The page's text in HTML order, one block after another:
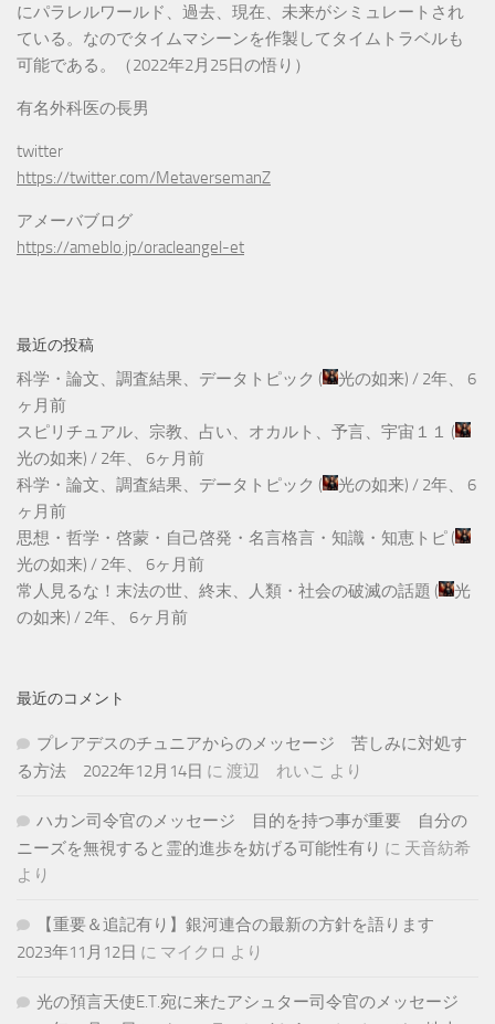
にパラレルワールド、過去、現在、未来がシミュレートされ
ている。なのでタイムマシーンを作製してタイムトラベルも
可能である。（2022年2月25日の悟り）
有名外科医の長男
twitter
https://twitter.com/MetaversemanZ
アメーバブログ
https://ameblo.jp/oracleangel-et
最近の投稿
科学・論文、調査結果、データトピック ( 光の如来) / 2年、 6
ヶ月前
スピリチュアル、宗教、占い、オカルト、予言、宇宙１１ (
光の如来) / 2年、 6ヶ月前
科学・論文、調査結果、データトピック ( 光の如来) / 2年、 6
ヶ月前
思想・哲学・啓蒙・自己啓発・名言格言・知識・知恵トピ (
光の如来) / 2年、 6ヶ月前
常人見るな！末法の世、終末、人類・社会の破滅の話題 (
光
の如来) / 2年、 6ヶ月前
最近のコメント
プレアデスのチュニアからのメッセージ 苦しみに対処す
る方法 2022年12月14日 に 渡辺 れいこ より
ハカン司令官のメッセージ 目的を持つ事が重要 自分の
ニーズを無視すると霊的進歩を妨げる可能性有り に 天音紡希
より
【重要＆追記有り】銀河連合の最新の方針を語ります
2023年11月12日 に マイクロ より
光の預言天使E.T.宛に来たアシュター司令官のメッセージ